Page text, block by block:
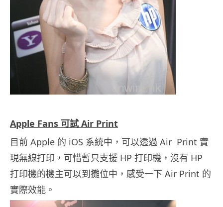
Apple Fans 可試 Air Print
目前 Apple 的 iOS 系統中，可以透過 Air Print 實
現無線打印，可惜暫只支援 HP 打印機，沒有 HP
打印機的機主可以到攤位中，感受一下 Air Print 的
實際效能。